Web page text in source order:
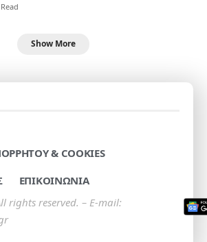
Show More
& COOKIES
ΕΠΙΚΟΙΝΩΝΙΑ
rights reserved. – E-mail: